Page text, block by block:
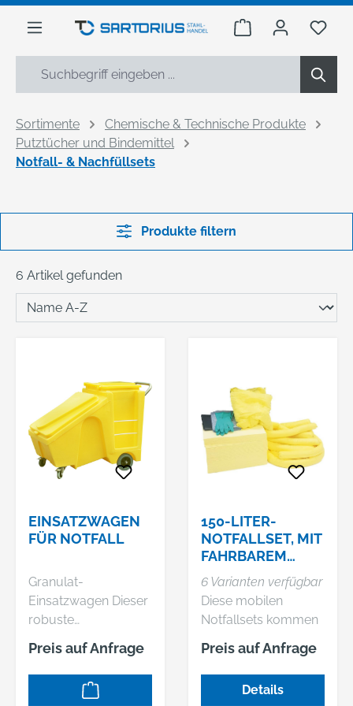
springen
Warenkorb Du
Sortimente
Chemische & Technische Produkte
Putztücher und Bindemittel
Notfall- & Nachfüllsets
Produkte filtern
6 Artikel gefunden
EINSATZWAGEN
FÜR NOTFALL
Granulat-
Einsatzwagen Dieser
robuste
Einsatzwagen aus
Polyethylen (PE) für
Bindegranulat
verfügt im vorderen
Preis auf Anfrage
150-LITER-
NOTFALLSET, MIT
FAHRBAREM
BEHÄLTER
6 Varianten verfügbar
Diese mobilen
Notfallsets kommen
überall da zum
Einsatz, wo
Gefahrstoffe
auslaufen können. •
Preis auf Anfrage
Details